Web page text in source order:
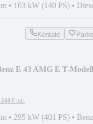
• 103 kW (140 PS) •
Kontakt
E 43 AMG E T-
244 € mtl.
• 295 kW (401 PS) •